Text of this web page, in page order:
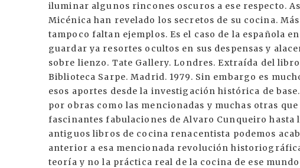
iluminar algunos rincones oscuros a ese respecto.
Micénica han revelado los secretos de su cocina.
tampoco faltan ejemplos. Es el caso de la española
guardar ya resortes ocultos en sus despensas y
sobre lienzo. Tate Gallery. Londres. Extraída del
Biblioteca Sarpe. Madrid. 1979. Sin embargo es
esos aportes desde la investigación histórica de
por obras como las mencionadas y muchas otras
fascinantes fabulaciones de Alvaro Cunqueiro
antiguos libros de cocina renacentista podemos
anterior a esa mencionada revolución
teoría y no la práctica real de la cocina de ese